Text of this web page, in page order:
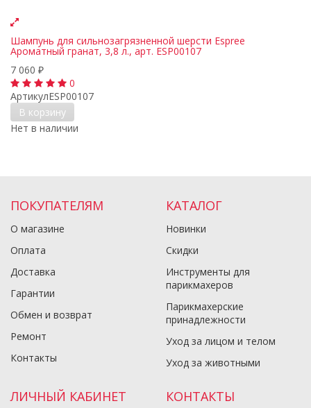
Шампунь для сильнозагрязненной шерсти Espree
Ароматный гранат, 3,8 л., арт. ESP00107
7 060 ₽
0
АртикулESP00107
В корзину
Нет в наличии
ПОКУПАТЕЛЯМ
О магазине
Оплата
Доставка
Гарантии
Обмен и возврат
Ремонт
Контакты
КАТАЛОГ
Новинки
Скидки
Инструменты для
парикмахеров
Парикмахерские
принадлежности
Уход за лицом и телом
Уход за животными
ЛИЧНЫЙ КАБИНЕТ КОНТАКТЫ